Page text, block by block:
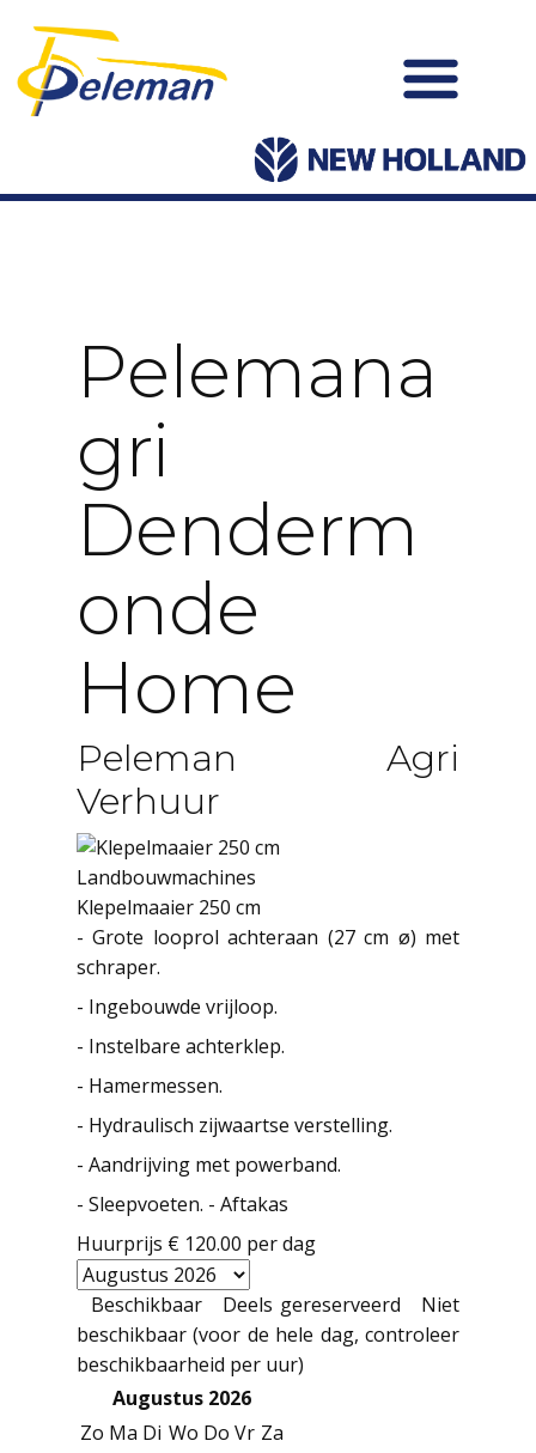
Pelemana
Gri
Denderm
Onde
Home
Peleman Agri
Verhuur
Landbouwmachines
Klepelmaaier 250 cm
- Grote looprol achteraan (27 cm ø) met
schraper.
- Ingebouwde vrijloop.
- Instelbare achterklep.
- Hamermessen.
- Hydraulisch zijwaartse verstelling.
- Aandrijving met powerband.
- Sleepvoeten. - Aftakas
Huurprijs € 120.00 per dag
Beschikbaar Deels gereserveerd
Niet
beschikbaar (voor de hele dag, controleer
beschikbaarheid per uur)
Augustus 2026
Zo Ma Di Wo Do Vr Za